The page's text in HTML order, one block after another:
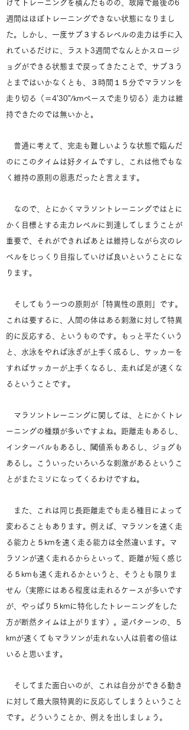
けてトレーニングを積んだものの、故障で最後の6
週間はほぼトレーニングできない状態になりまし
た。しかし、一度サブ３するレベルの走力は手に入
れているだけに、ラスト3週間でなんとかスロージ
ョグができる状態まで戻ってきたことで、サブ３う
とまではいかなくとも、３時間１５分でマラソンを
走り切る（＝4’30”/kmペースで走り切る）走力は維
持できたのでは無いかと。
普通に考えて、完走も難しいような状態で臨んだ
のにこのタイムは好タイムですし、これは他でもな
く維持の原則の恩恵だったと言えます。
なので、とにかくマラソントレーニングではとに
かく目標とする走力レベルに到達してしまうことが
重要で、それができればあとは維持しながら次のレ
ベルをじっくり目指していけば良いということにな
ります。
そしてもう一つの原則が「特異性の原則」です。
これは要するに、人間の体はある刺激に対して特異
的に反応する、というものです。もっと平たくいう
と、水泳をやれば泳ぎが上手く成るし、サッカーを
すればサッカーが上手くなるし、走れば足が速くな
るということです。
マラソントレーニングに関しては、とにかくトレ
ーニングの種類が多いですよね。距離走もあるし、
インターバルもあるし、閾値系もあるし、ジョグも
あるし。こういったいろいろな刺激があるというこ
とがまたミソになってくるわけですね。
また、これは同じ長距離走でも走る種目によって
変わることもあります。例えば、マラソンを速く走
る能力と５kmを速く走る能力は全然違います。マ
ラソンが速く走れるからといって、距離が短く感じ
る５kmも速く走れるかというと、そうとも限りま
せん（実際にはある程度は走れるケースが多いです
が、やっぱり５kmに特化したトレーニングをした
方が断然タイムは上がります）。逆パターンの、５
kmが速くてもマラソンが走れない人は前者の倍は
いると思います。
そしてまた面白いのが、これは自分ができる動き
に対して最大限特異的に反応してしまうということ
です。どういうことか、例えを出しましょう。